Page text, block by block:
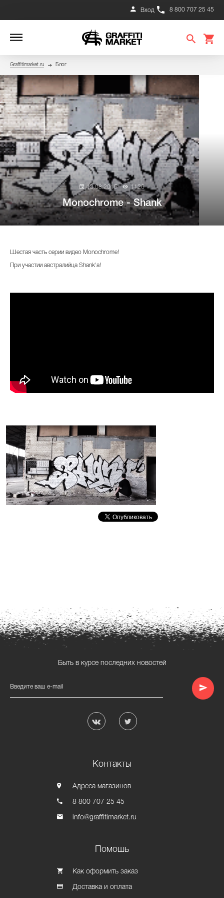
8 800 707 25 45
Вход
Graffitimarket.ru Блог
13.08.2015 1126
Monochrome - Shank
Шестая часть серии видео Monochrome!
При участии австралийца Shank'a!
Быть в курсе последних новостей
Введите ваш e-mail
Контакты
Адреса магазинов
8 800 707 25 45
info@graffitimarket.ru
Помошь
Как оформить заказ
Доставка и оплата